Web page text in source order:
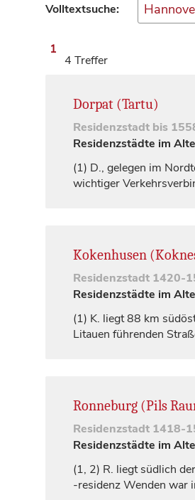
Volltextsuche:
1
4 Treffer
Dorpat (Tartu)
Residenzstadt bis
Residenzstädte im
(1) D., gelegen im
wichtiger
Kokenhusen
Residenzstadt 1420-
Residenzstädte im
(1) K. liegt 88 km
Litauen führenden
Ronneburg (Pils
Residenzstadt 1418-
Residenzstädte im
(1, 2) R. liegt südlich
-residenzWenden war